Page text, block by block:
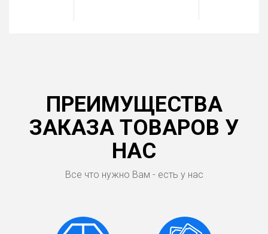
ПРЕИМУЩЕСТВА
ЗАКАЗА ТОВАРОВ У
НАС
Все что нужно Вам - есть у нас